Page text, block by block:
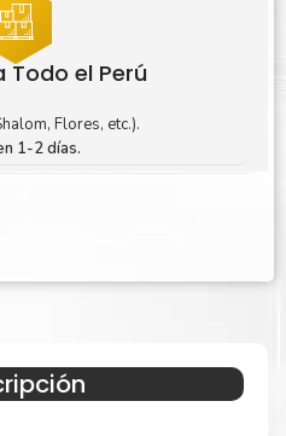
Todo el Perú
Flores, etc.).
1-2 días.